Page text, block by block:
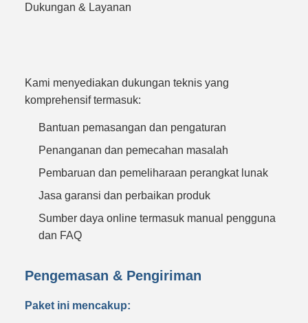
Dukungan & Layanan
Kami menyediakan dukungan teknis yang
komprehensif termasuk:
Bantuan pemasangan dan pengaturan
Penanganan dan pemecahan masalah
Pembaruan dan pemeliharaan perangkat lunak
Jasa garansi dan perbaikan produk
Sumber daya online termasuk manual pengguna
dan FAQ
Pengemasan & Pengiriman
Paket ini mencakup: